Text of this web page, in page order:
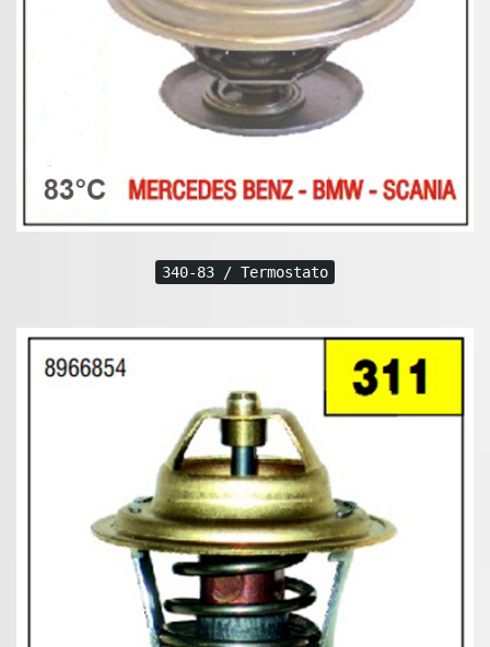
340-83 / Termostato